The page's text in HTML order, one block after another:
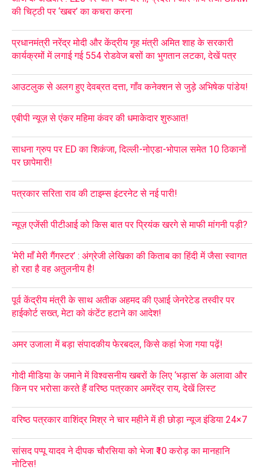
की चिट्ठी पर ‘खबर’ का कचरा करना
प्रधानमंत्री नरेंद्र मोदी और केंद्रीय गृह मंत्री अमित शाह के सरकारी
कार्यक्रमों में लगाई गई 554 रोडवेज बसों का भुगतान लटका, देखें पत्र
आउटलुक से अलग हुए देवब्रत दत्ता, गाँव कनेक्शन से जुड़े अभिषेक पांडेय!
एबीपी न्यूज़ से एंकर महिमा कंवर की धमाकेदार शुरुआत!
साधना ग्रुप पर ED का शिकंजा, दिल्ली-नोएडा-भोपाल समेत 10 ठिकानों
पर छापेमारी!
पत्रकार सरिता राव की टाइम्स इंटरनेट से नई पारी!
न्यूज़ एजेंसी पीटीआई को किस बात पर प्रियंक खरगे से माफी मांगनी पड़ी?
‘मेरी माँ मेरी गैंगस्टर’ : अंग्रेजी लेखिका की किताब का हिंदी में जैसा स्वागत
हो रहा है वह अतुलनीय है!
पूर्व केंद्रीय मंत्री के साथ अतीक अहमद की एआई जेनरेटेड तस्वीर पर
हाईकोर्ट सख्त, मेटा को कंटेंट हटाने का आदेश!
अमर उजाला में बड़ा संपादकीय फेरबदल, किसे कहां भेजा गया पढ़ें!
गोदी मीडिया के जमाने में विश्वसनीय खबरों के लिए ‘भड़ास’ के अलावा और
किन पर भरोसा करते हैं वरिष्ठ पत्रकार अमरेंद्र राय, देखें लिस्ट
वरिष्ठ पत्रकार वाशिंद्र मिश्र ने चार महीने में ही छोड़ा न्यूज इंडिया 24×7
सांसद पप्पू यादव ने दीपक चौरसिया को भेजा ₹10 करोड़ का मानहानि
नोटिस!